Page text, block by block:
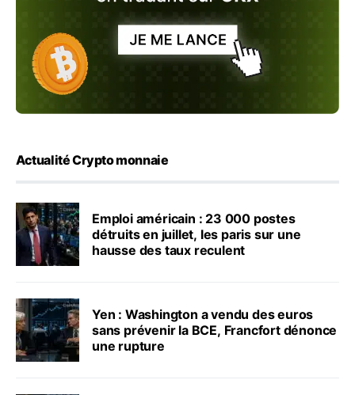
Actualité Crypto monnaie
Emploi américain : 23 000 postes
détruits en juillet, les paris sur une
hausse des taux reculent
Yen : Washington a vendu des euros
sans prévenir la BCE, Francfort dénonce
une rupture